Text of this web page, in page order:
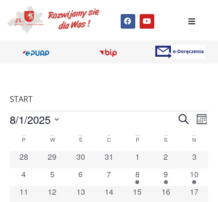
START
po
Szukaj
8/1/2025
datę.Kalendarz
Wydarzenia
P W Ś C P S N
0 wydarzenia
28 0 wydarzenia
29 0 wydarzenia
30 0 wydarzenia
31 0 wydarzenia
1 0 wydarzenia
2 0
3
0 wydarzenia
4 0 wydarzenia
5 0 wydarzenia
6 0 wydarzenia
7 1 wydarzenie
8 1 wydarzenie
9 1
10
0 wydarzenia
11 0 wydarzenia
12 0 wydarzenia
13 0 wydarzenia
14 0 wydarzenia
15 0 wydarzenia
16 0
17